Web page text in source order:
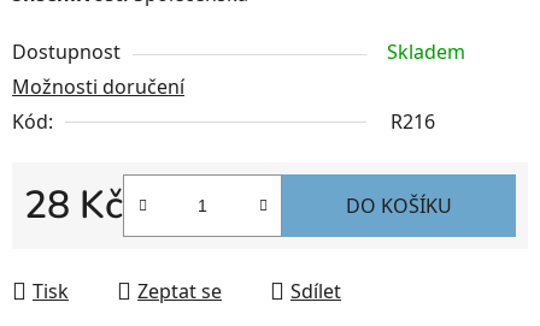
Dostupnost
Skladem
Možnosti doručení
Kód:
R216
28 Kč
Měrná cena:
DO KOŠÍKU
Tisk Zeptat se Sdílet